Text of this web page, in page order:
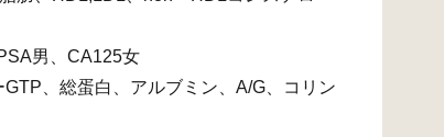
男、CA125女
、総蛋白、アルブミン、A/G、コリン